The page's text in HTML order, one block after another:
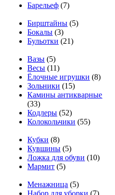
Барельеф (7)
Бирштайны (5)
Бокалы (3)
Бульотки (21)
Вазы (5)
Весы (11)
Ёлочные игрушки (8)
Зольники (15)
Камины антикварные
(33)
Кодлеры (52)
Колокольчики (55)
Кубки (8)
Кувшины (5)
Ложка для обуви (10)
Мармит (5)
Менажница (5)
Набор для уборки (7)